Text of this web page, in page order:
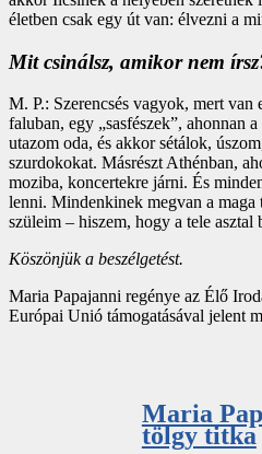
életben csak egy út van: élvezni a
Mit csinálsz, amikor nem
M. P.: Szerencsés vagyok, mert
faluban, egy „sasfészek”, ahonnan
utazom oda, és akkor sétálok,
szurdokokat. Másrészt Athénban,
moziba, koncertekre járni. És
lenni. Mindenkinek megvan a maga
szüleim – hiszem, hogy a tele asztal
Köszönjük a beszélgetést.
Maria Papajanni regénye az Élő
Európai Unió támogatásával jelent
Maria
tölgy titka